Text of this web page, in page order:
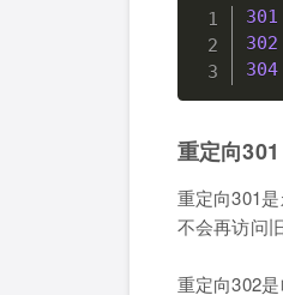
301
302
304
重定向
重定向301
不会再访问
重定向302